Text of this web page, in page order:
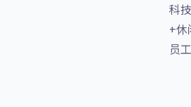
科
+休
员